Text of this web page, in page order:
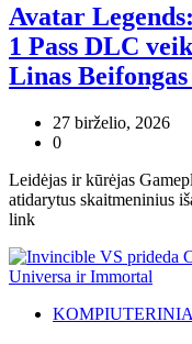
Avatar
1 Pass DLC
Linas
27 birželio, 2026
0
Leidėjas ir kūrėjas
atidarytus skaitmeninius
link